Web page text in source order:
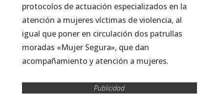
protocolos de actuación especializados en la
atención a mujeres víctimas de violencia, al
igual que poner en circulación dos patrullas
moradas «Mujer Segura», que dan
acompañamiento y atención a mujeres.
Publicidad